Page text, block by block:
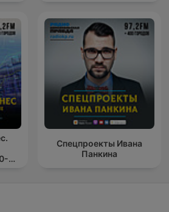
Спецпроекты Ивана
Панкина